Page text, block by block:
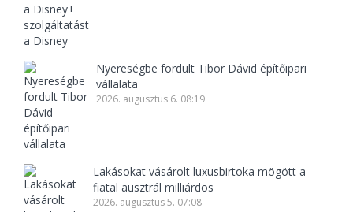
Nyereségbe fordult Tibor Dávid építőipari
vállalata
2026. augusztus 6. 08:19
Lakásokat vásárolt luxusbirtoka mögött a
fiatal ausztrál milliárdos
2026. augusztus 5. 07:08